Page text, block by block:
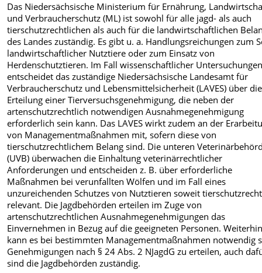
Das Niedersächsische Ministerium für Ernährung,
und Verbraucherschutz (ML) ist sowohl für alle jagd- als auch
tierschutzrechtlichen als auch für die landwirtschaftlichen
des Landes zuständig. Es gibt u. a. Handlungsreichungen zum
landwirtschaftlicher Nutztiere oder zum Einsatz von
Herdenschutztieren. Im Fall wissenschaftlicher
entscheidet das zuständige Niedersächsische Landesamt für
Verbraucherschutz und Lebensmittelsicherheit (LAVES) über die
Erteilung einer Tierversuchsgenehmigung, die neben der
artenschutzrechtlich notwendigen Ausnahmegenehmigung
erforderlich sein kann. Das LAVES wirkt zudem an der
von Managementmaßnahmen mit, sofern diese von
tierschutzrechtlichem Belang sind. Die unteren
(UVB) überwachen die Einhaltung veterinärrechtlicher
Anforderungen und entscheiden z. B. über erforderliche
Maßnahmen bei verunfallten Wölfen und im Fall eines
unzureichenden Schutzes von Nutztieren soweit
relevant. Die Jagdbehörden erteilen im Zuge von
artenschutzrechtlichen Ausnahmegenehmigungen das
Einvernehmen in Bezug auf die geeigneten Personen.
kann es bei bestimmten Managementmaßnahmen notwendig
Genehmigungen nach § 24 Abs. 2 NJagdG zu erteilen, auch
sind die Jagdbehörden zuständig.